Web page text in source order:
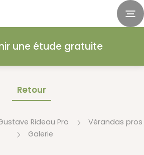
une étude gratuite
Retour
Rideau Pro
Vérandas pros
Galerie